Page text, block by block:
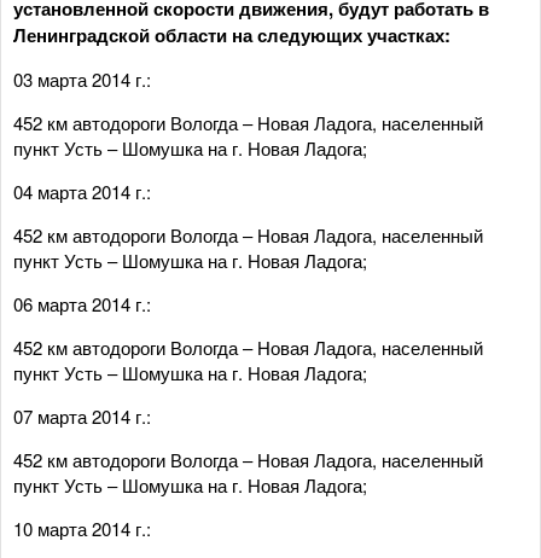
установленной скорости движения, будут работать в
Ленинградской области на следующих участках:
03 марта 2014 г.:
452 км автодороги Вологда – Новая Ладога, населенный
пункт Усть – Шомушка на г. Новая Ладога;
04 марта 2014 г.:
452 км автодороги Вологда – Новая Ладога, населенный
пункт Усть – Шомушка на г. Новая Ладога;
06 марта 2014 г.:
452 км автодороги Вологда – Новая Ладога, населенный
пункт Усть – Шомушка на г. Новая Ладога;
07 марта 2014 г.:
452 км автодороги Вологда – Новая Ладога, населенный
пункт Усть – Шомушка на г. Новая Ладога;
10 марта 2014 г.: